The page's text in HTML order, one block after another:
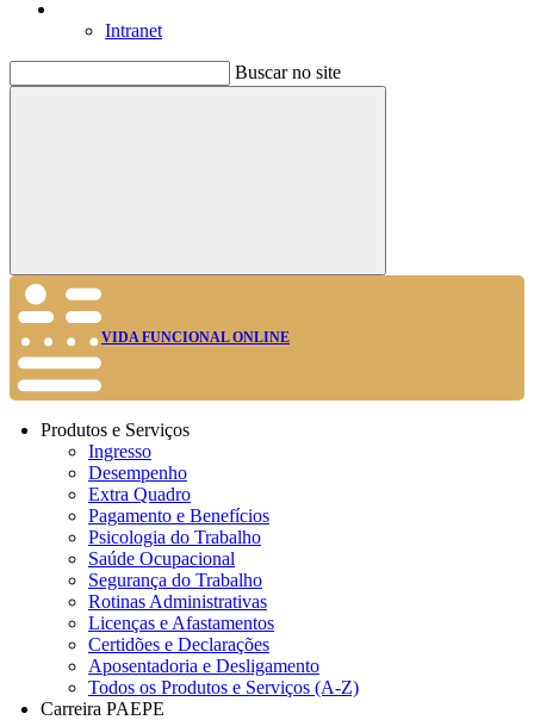
Intranet
Buscar no site
Buscar
VIDA FUNCIONAL ONLINE
Produtos e Serviços
Ingresso
Desempenho
Extra Quadro
Pagamento e Benefícios
Psicologia do Trabalho
Saúde Ocupacional
Segurança do Trabalho
Rotinas Administrativas
Licenças e Afastamentos
Certidões e Declarações
Aposentadoria e Desligamento
Todos os Produtos e Serviços (A-Z)
Carreira PAEPE